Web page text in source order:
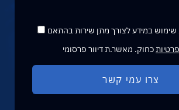
במידע לצורך מתן שירות בהתאם